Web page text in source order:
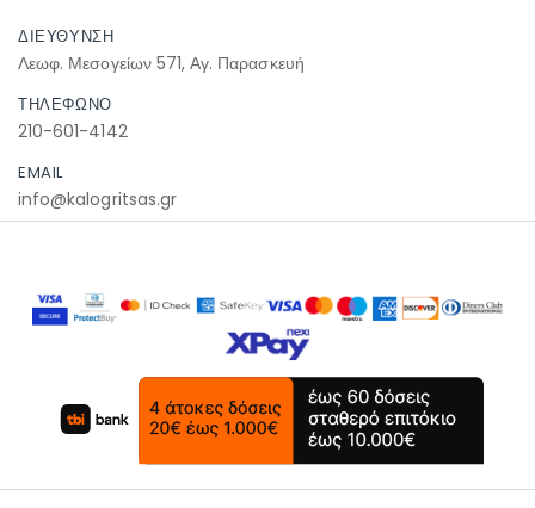
ΔΙΕΥΘΥΝΣΗ
Λεωφ. Μεσογείων 571, Αγ. Παρασκευή
ΤΗΛΕΦΩΝΟ
210-601-4142
EMAIL
info@kalogritsas.gr